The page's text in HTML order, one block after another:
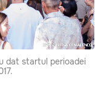
dat startul perioadei